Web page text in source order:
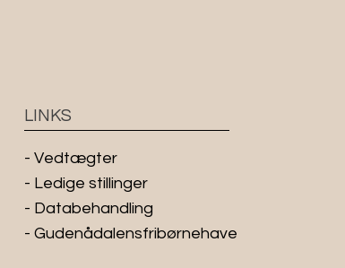
LINKS
- Vedtægter
- Ledige stillinger
- Databehandling
- Gudenådalensfribørnehave